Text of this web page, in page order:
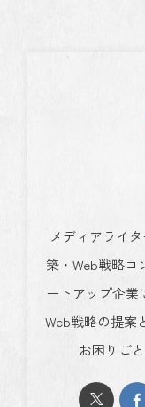
メディアライ
築・Web戦略コ
ートアップ企業
Web戦略の提案
お困りご